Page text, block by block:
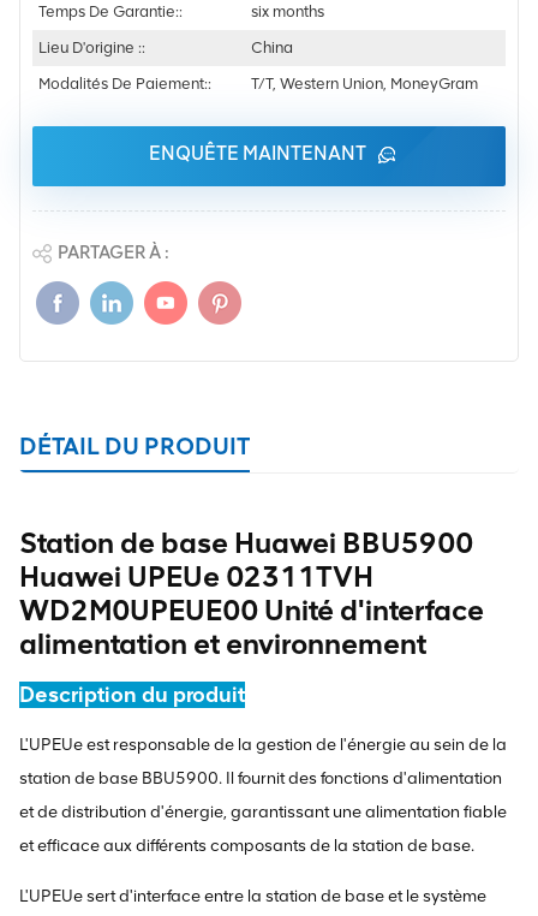
Temps De Garantie::
six months
Lieu D'origine ::
China
Modalités De Paiement::
T/T, Western Union, MoneyGram
ENQUÊTE MAINTENANT
PARTAGER À :
DÉTAIL DU PRODUIT
Station de base Huawei BBU5900
Huawei UPEUe 02311TVH
WD2M0UPEUE00 Unité d'interface
alimentation et environnement
Description du produit
L'UPEUe est responsable de la gestion de l'énergie au sein de la
station de base BBU5900. Il fournit des fonctions d'alimentation
et de distribution d'énergie, garantissant une alimentation fiable
et efficace aux différents composants de la station de base.
L'UPEUe sert d'interface entre la station de base et le système